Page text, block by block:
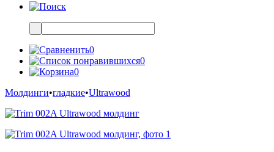
0
0
0
Молдинги•гладкие•Ultrawood